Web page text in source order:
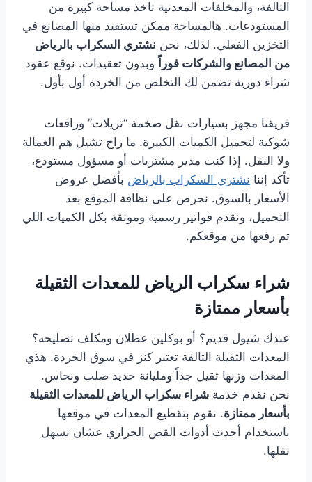
التالفة، والمخلفات المعدنية تاخذ مساحة كبيرة من
المستودعات. هالمساحة ممكن تستفيد منها المصانع في
التخزين الفعلي. لذلك، نحن نشتري السكراب بالرياض
من المصانع والشركات فوراً
وبدون تعقيدات. نوقع عقود
شراء دورية تضمن لك التخلص من الخردة أول بأول.
فريقنا مجهز بسيارات نقل ضخمة “تريلات” ورافعات
شوكية لتحميل الكميات الكبيرة. ما راح تشيل هم العمالة
ولا النقل. إذا كنت مدير مشتريات أو مسؤول مستودع،
تأكد إننا نشتري السكراب بالرياض بأفضل عروض
الأسعار بالسوق. نحرص على نظافة الموقع بعد
التحميل، ونقدم فواتير رسمية وموثقة بكل الكميات اللي
تم رفعها من موقعكم.
شراء سكراب الرياض للمعدات الثقيلة
بأسعار ممتازة
عندك شيول قديم؟ أو بوكلين عطلان ومكلف تصليحه؟
المعدات الثقيلة التالفة تعتبر كنز في سوق الخردة. هذي
المعدات وزنها ثقيل جداً ومليانة حديد صلب ونحاس.
نحن نقدم خدمة شراء سكراب الرياض للمعدات الثقيلة
بأسعار ممتازة. نقوم بتقطيع المعدات في موقعها
باستخدام أحدث أدوات القص الحراري عشان نسهل
نقلها.